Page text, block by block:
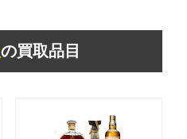
の買取品目